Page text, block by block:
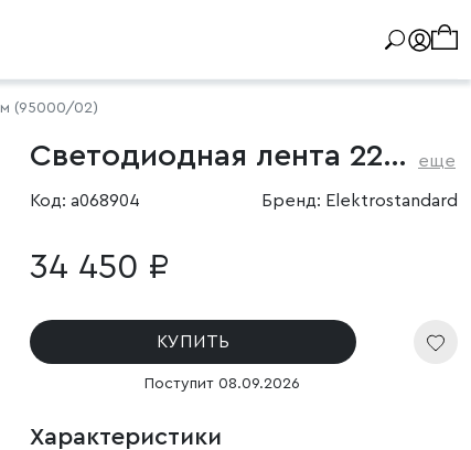
м (95000/02)
Светодиодная лента 220V 9,3W 288Led COB IP65 4200 дневной белый, 50 м еще
Код: a068904 Бренд: Elektrostandard
34 450 ₽
КУПИТЬ
Поступит 08.09.2026
Характеристики